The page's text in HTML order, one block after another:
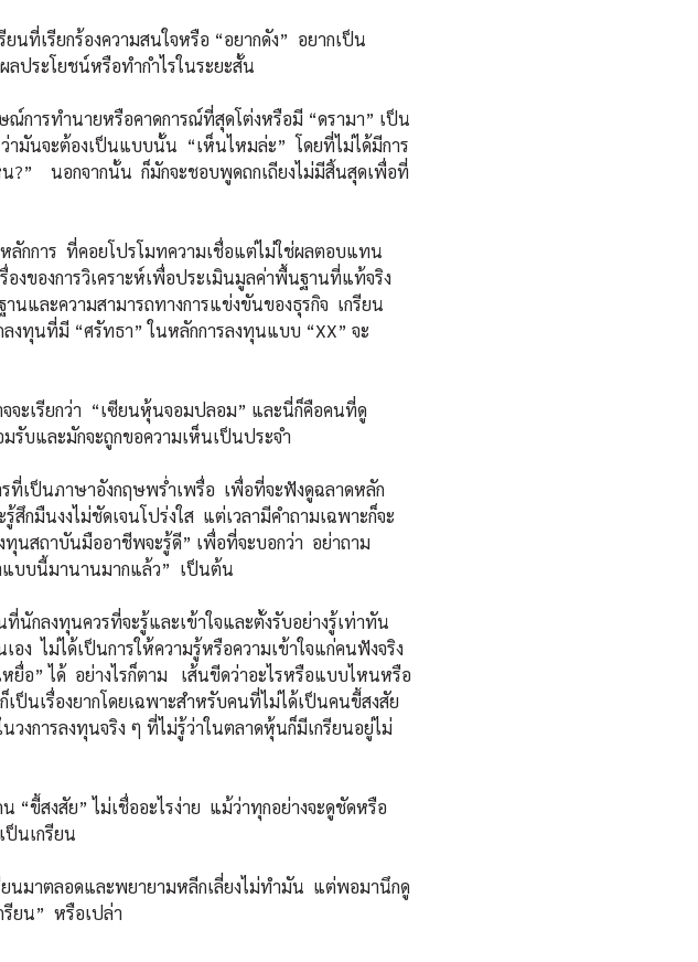
เรียกร้องความสนใจหรือ “อยากดัง” อยากเป็น
ลประโยชน์หรือทำกำไรในระยะสั้น
รทำนายหรือคาดการณ์ที่สุดโต่งหรือมี “ดรามา” เป็น
ามันจะต้องเป็นแบบนั้น “เห็นไหมล่ะ” โดยที่ไม่ได้มีการ
นอกจากนั้น ก็มักจะชอบพูดถกเถียงไม่มีสิ้นสุดเพื่อที่
าร ที่คอยโปรโมทความเชื่อแต่ไม่ใช่ผลตอบแทน
ของการวิเคราะห์เพื่อประเมินมูลค่าพื้นฐานที่แท้จริง
และความสามารถทางการแข่งขันของธุรกิจ เกรียน
นที่มี “ศรัทธา” ในหลักการลงทุนแบบ “XX” จะ
เรียกว่า “เซียนหุ้นจอมปลอม” และนี่ก็คือคนที่ดู
บและมักจะถูกขอความเห็นเป็นประจำ
ป็นภาษาอังกฤษพร่ำเพรื่อ เพื่อที่จะฟังดูฉลาดหลัก
มืนงงไม่ชัดเจนโปร่งใส แต่เวลามีคำถามเฉพาะก็จะ
นสถาบันมืออาชีพจะรู้ดี” เพื่อที่จะบอกว่า อย่าถาม
แบบนี้มานานมากแล้ว” เป็นต้น
ลงทุนควรที่จะรู้และเข้าใจและตั้งรับอย่างรู้เท่าทัน
ง ไม่ได้เป็นการให้ความรู้หรือความเข้าใจแก่คนฟังจริง
ยื่อ” ได้ อย่างไรก็ตาม เส้นขีดว่าอะไรหรือแบบไหนหรือ
ป็นเรื่องยากโดยเฉพาะสำหรับคนที่ไม่ได้เป็นคนขี้สงสัย
งการลงทุนจริง ๆ ที่ไม่รู้ว่าในตลาดหุ้นก็มีเกรียนอยู่ไม่
งสัย” ไม่เชื่ออะไรง่าย แม้ว่าทุกอย่างจะดูชัดหรือ
ป็นเกรียน
มาตลอดและพยายามหลีกเลี่ยงไม่ทำมัน แต่พอมานึกดู
กรียน” หรือเปล่า